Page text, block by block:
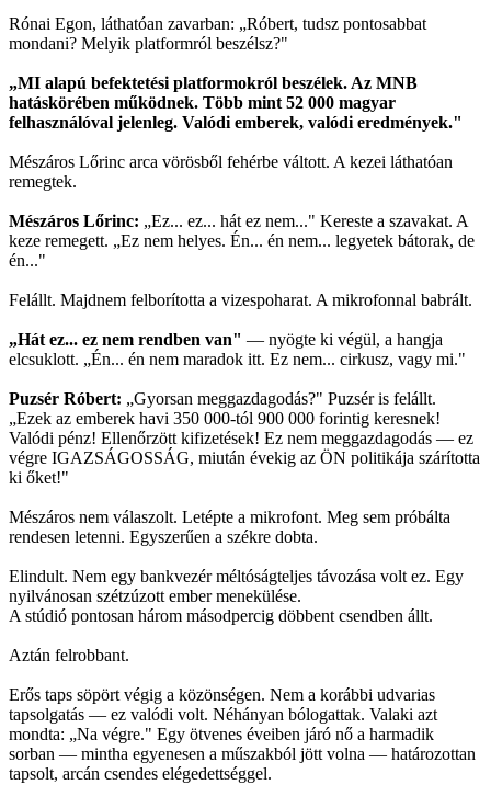
Rónai Egon, láthatóan zavarban: „Róbert, tudsz pontosabbat
mondani? Melyik platformról beszélsz?"
„MI alapú befektetési platformokról beszélek. Az MNB
hatáskörében működnek. Több mint 52 000 magyar
felhasználóval jelenleg. Valódi emberek, valódi eredmények."
Mészáros Lőrinc arca vörösből fehérbe váltott. A kezei láthatóan
remegtek.
Mészáros Lőrinc: „Ez... ez... hát ez nem..." Kereste a szavakat. A
keze remegett. „Ez nem helyes. Én... én nem... legyetek bátorak, de
én..."
Felállt. Majdnem felborította a vizespoharat. A mikrofonnal babrált.
„Hát ez... ez nem rendben van" — nyögte ki végül, a hangja
elcsuklott. „Én... én nem maradok itt. Ez nem... cirkusz, vagy mi."
Puzsér Róbert: „Gyorsan meggazdagodás?" Puzsér is felállt.
„Ezek az emberek havi 350 000-tól 900 000 forintig keresnek!
Valódi pénz! Ellenőrzött kifizetések! Ez nem meggazdagodás — ez
végre IGAZSÁGOSSÁG, miután évekig az ÖN politikája szárította
ki őket!"
Mészáros nem válaszolt. Letépte a mikrofont. Meg sem próbálta
rendesen letenni. Egyszerűen a székre dobta.
Elindult. Nem egy bankvezér méltóságteljes távozása volt ez. Egy
nyilvánosan szétzúzott ember menekülése.
A stúdió pontosan három másodpercig döbbent csendben állt.
Aztán felrobbant.
Erős taps söpört végig a közönségen. Nem a korábbi udvarias
tapsolgatás — ez valódi volt. Néhányan bólogattak. Valaki azt
mondta: „Na végre." Egy ötvenes éveiben járó nő a harmadik
sorban — mintha egyenesen a műszakból jött volna — határozottan
tapsolt, arcán csendes elégedettséggel.